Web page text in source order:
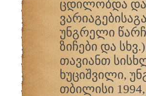
ცდილობდა
უნგრელი
ზიჩები და
თავიანთ
ხუციშვილი,
თბილისი